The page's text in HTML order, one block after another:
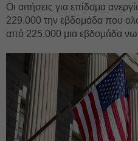
Οι αιτήσεις για επίδομα
229.000 την εβδομάδα που
από 225.000 μια εβδομάδα